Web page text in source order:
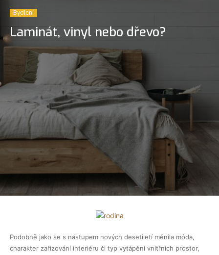
Bydlení
Laminát, vinyl nebo dřevo?
Podobně jako se s nástupem nových desetiletí měnila móda,
charakter zařizování interiéru či typ vytápění vnitřních prostor,